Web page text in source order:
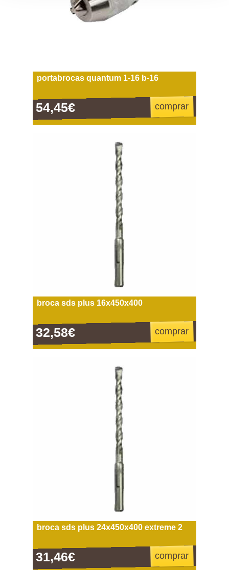
portabrocas quantum 1-16 b-16
54,45€ comprar
broca sds plus 16x450x400
32,58€ comprar
broca sds plus 24x450x400 extreme 2
31,46€ comprar